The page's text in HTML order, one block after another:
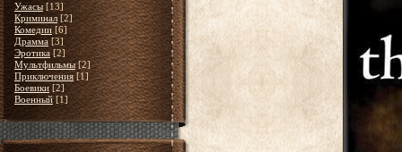
Ужасы [13]
Криминал [2]
Комедии [6]
Драмма [3]
Эротика [2]
Мультфильмы [2]
Приключения [1]
Боевики [2]
Военный [1]